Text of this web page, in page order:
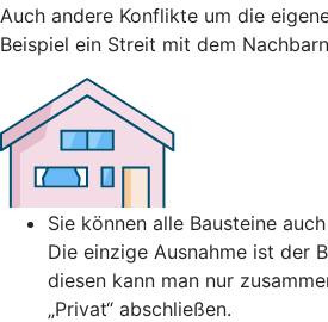
Auch andere Konflikte um die
Beispiel ein Streit mit dem
Sie können alle Bausteine
Die einzige Ausnahme ist der
diesen kann man nur
„Privat“ abschließen.